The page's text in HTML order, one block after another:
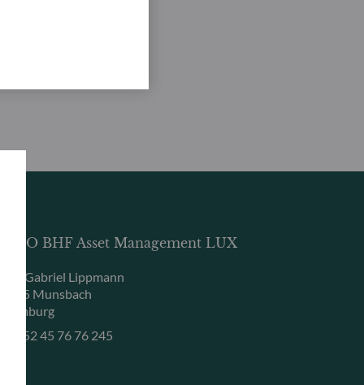
BHF Asset Management LUX
rue Gabriel Lippmann
5365 Munsbach
+352 45 76 76 245